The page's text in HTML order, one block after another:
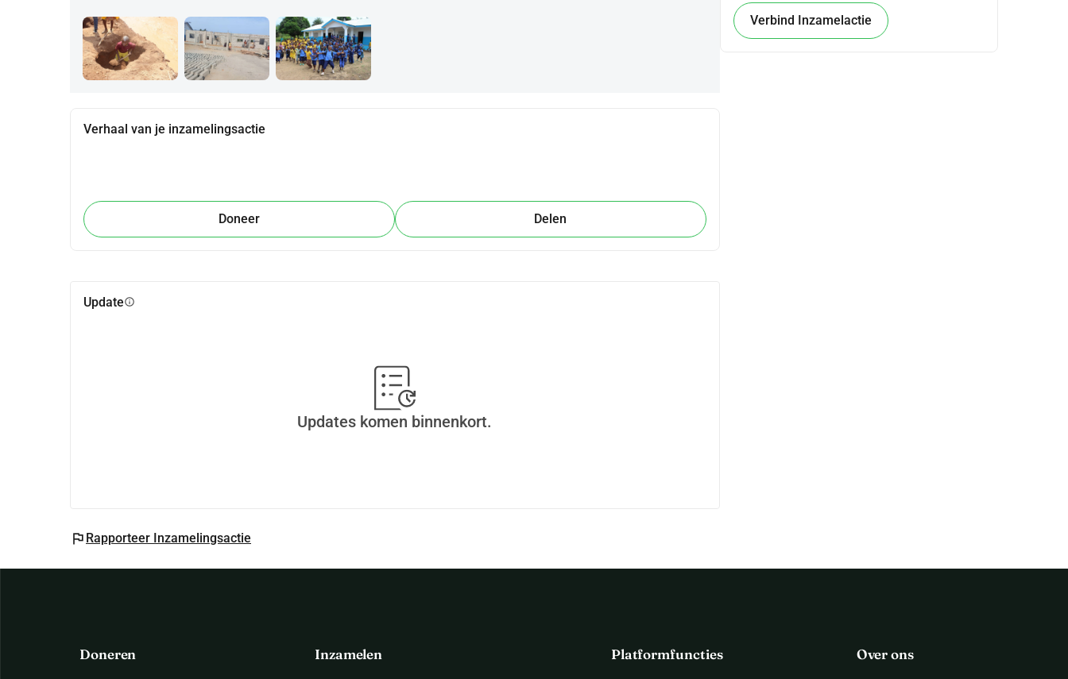
Verhaal van je inzamelingsactie
Doneer Delen
Updateinfo
Updates komen binnenkort.
flag Rapporteer Inzamelingsactie
Verbind Inzamelactie
Doneren Inzamelen Platformfuncties Over ons